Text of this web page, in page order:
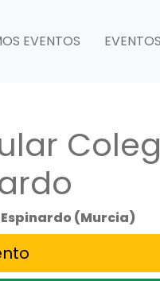
EVENTOS
Espinardo (Murcia)